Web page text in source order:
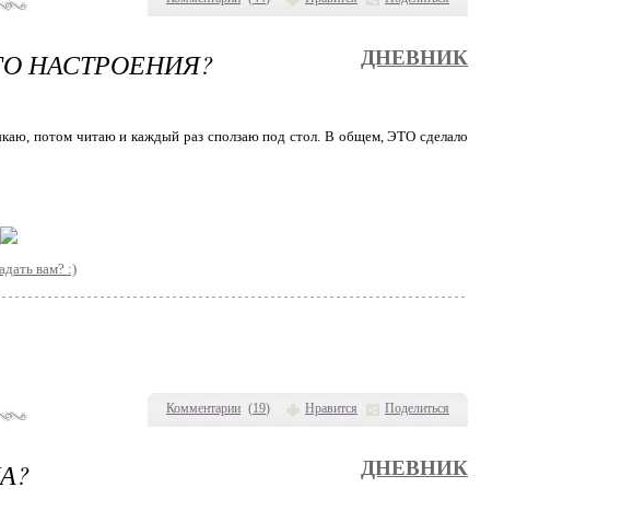
Комментарии (19) Нравится Поделиться
НАСТРОЕНИЯ? ДНЕВНИК
потом читаю и каждый раз сползаю под стол. В общем, ЭТО сделало
вам? :)
ДНЕВНИК